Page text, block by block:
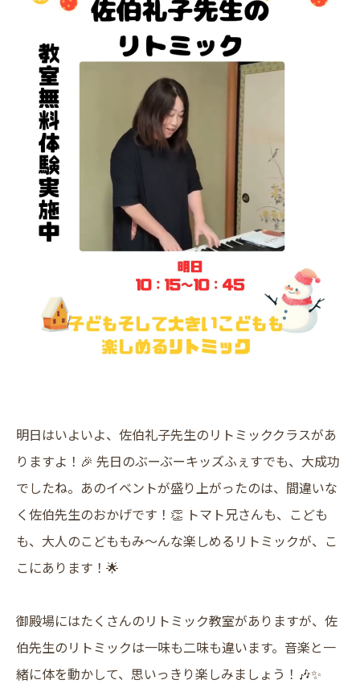
明日はいよいよ、佐伯礼子先生のリトミッククラスがあ
りますよ！🎉 先日のぶーぶーキッズふぇすでも、大成功
でしたね。あのイベントが盛り上がったのは、間違いな
く佐伯先生のおかげです！👏 トマト兄さんも、こども
も、大人のこどももみ〜んな楽しめるリトミックが、こ
こにあります！🌟
御殿場にはたくさんのリトミック教室がありますが、佐
伯先生のリトミックは一味も二味も違います。音楽と一
緒に体を動かして、思いっきり楽しみましょう！🎶✨